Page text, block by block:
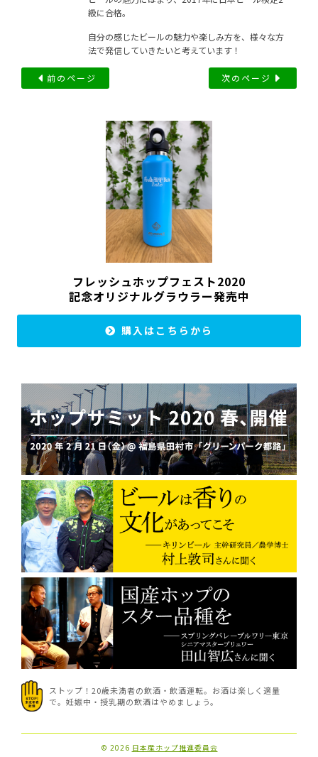
級に合格。
自分の感じたビールの魅力や楽しみ方を、様々な方
法で発信していきたいと考えています！
前のページ 次のページ
フレッシュホップフェスト2020
記念オリジナルグラウラー発売中
購入はこちらから
ストップ！20歳未満者の飲酒・飲酒運転。お酒は楽しく適量
で。 妊娠中・授乳期の飲酒はやめましょう。
© 2026 日本産ホップ推進委員会